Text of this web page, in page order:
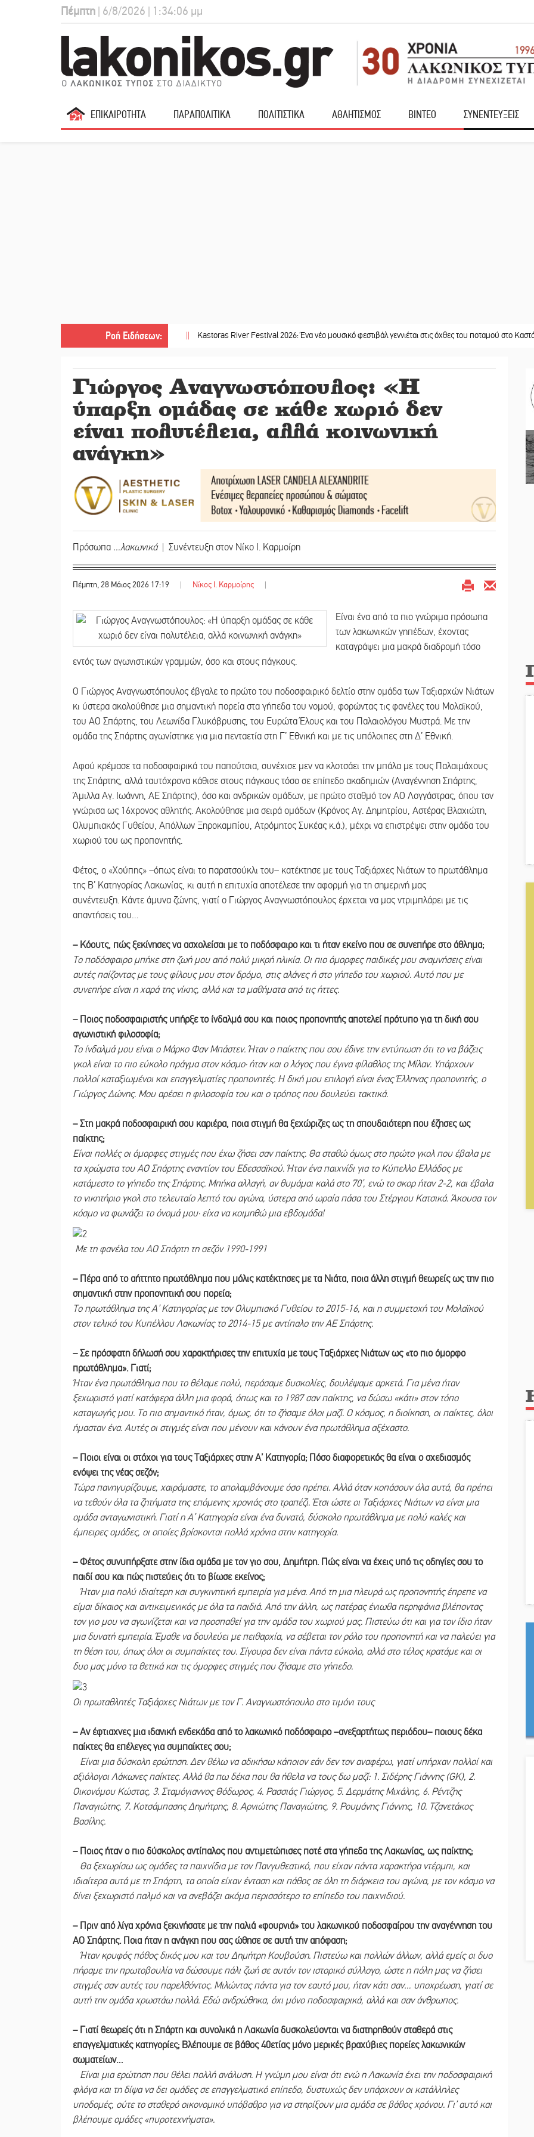
Πέμπτη | 6/8/2026 | 1:34:07 μμ
ΕΠΙΚΑΙΡΟΤΗΤΑ ΠΑΡΑΠΟΛΙΤΙΚΑ ΠΟΛΙΤΙΣΤΙΚΑ ΑΘΛΗΤΙΣΜΟΣ ΒΙΝΤΕΟ ΣΥΝΕΝΤΕΥΞΕΙΣ
Ροή Ειδήσεων:
|| Kastoras River Festival 2026: Ένα νέο μουσικό φεστιβάλ γεννιέται στις όχθες του ποταμού στο Καστόρειο || Τα
Γιώργος Αναγνωστόπουλος: «Η
ύπαρξη ομάδας σε κάθε χωριό δεν
είναι πολυτέλεια, αλλά κοινωνική
ανάγκη»
Πρόσωπα …λακωνικά| Συνέντευξη στον Νίκο Ι. Καρμοίρη
Πέμπτη, 28 Μάιος 2026 17:19 | Νίκος Ι. Καρμοίρης |
Είναι ένα από τα πιο γνώριμα πρόσωπα
των λακωνικών γηπέδων, έχοντας
καταγράψει μια μακρά διαδρομή τόσο
εντός των αγωνιστικών γραμμών, όσο και στους πάγκους.
Ο Γιώργος Αναγνωστόπουλος έβγαλε το πρώτο του ποδοσφαιρικό δελτίο στην ομάδα των Ταξιαρχών Νιάτων
κι ύστερα ακολούθησε μια σημαντική πορεία στα γήπεδα του νομού, φορώντας τις φανέλες του Μολαϊκού,
του ΑΟ Σπάρτης, του Λεωνίδα Γλυκόβρυσης, του Ευρώτα Έλους και του Παλαιολόγου Μυστρά. Με την
ομάδα της Σπάρτης αγωνίστηκε για μια πενταετία στη Γ’ Εθνική και με τις υπόλοιπες στη Δ’ Εθνική.
Αφού κρέμασε τα ποδοσφαιρικά του παπούτσια, συνέχισε μεν να κλοτσάει την μπάλα με τους Παλαιμάχους
της Σπάρτης, αλλά ταυτόχρονα κάθισε στους πάγκους τόσο σε επίπεδο ακαδημιών (Αναγέννηση Σπάρτης,
Άμιλλα Αγ. Ιωάννη, ΑΕ Σπάρτης), όσο και ανδρικών ομάδων, με πρώτο σταθμό τον ΑΟ Λογγάστρας, όπου τον
γνώρισα ως 16χρονος αθλητής. Ακολούθησε μια σειρά ομάδων (Κρόνος Αγ. Δημητρίου, Αστέρας Βλαχιώτη,
Ολυμπιακός Γυθείου, Απόλλων Ξηροκαμπίου, Ατρόμητος Συκέας κ.ά.), μέχρι να επιστρέψει στην ομάδα του
χωριού του ως προπονητής.
Φέτος, ο «Χούπης» –όπως είναι το παρατσούκλι του– κατέκτησε με τους Ταξιάρχες Νιάτων το πρωτάθλημα
της Β’ Κατηγορίας Λακωνίας, κι αυτή η επιτυχία αποτέλεσε την αφορμή για τη σημερινή μας
συνέντευξη. Κάντε άμυνα ζώνης, γιατί ο Γιώργος Αναγνωστόπουλος έρχεται να μας ντριμπλάρει με τις
απαντήσεις του…
– Κόουτς, πώς ξεκίνησες να ασχολείσαι με το ποδόσφαιρο και τι ήταν εκείνο που σε συνεπήρε στο άθλημα;
Το ποδόσφαιρο μπήκε στη ζωή μου από πολύ μικρή ηλικία. Οι πιο όμορφες παιδικές μου αναμνήσεις είναι
αυτές παίζοντας με τους φίλους μου στον δρόμο, στις αλάνες ή στο γήπεδο του χωριού. Αυτό που με
συνεπήρε είναι η χαρά της νίκης, αλλά και τα μαθήματα από τις ήττες.
– Ποιος ποδοσφαιριστής υπήρξε το ίνδαλμά σου και ποιος προπονητής αποτελεί πρότυπο για τη δική σου
αγωνιστική φιλοσοφία;
Το ίνδαλμά μου είναι ο Μάρκο Φαν Μπάστεν. Ήταν ο παίκτης που σου έδινε την εντύπωση ότι το να βάζεις
γκολ είναι το πιο εύκολο πράγμα στον κόσμο· ήταν και ο λόγος που έγινα φίλαθλος της Μίλαν. Υπάρχουν
πολλοί καταξιωμένοι και επαγγελματίες προπονητές. Η δική μου επιλογή είναι ένας Έλληνας προπονητής, ο
Γιώργος Δώνης. Μου αρέσει η φιλοσοφία του και ο τρόπος που δουλεύει τακτικά.
– Στη μακρά ποδοσφαιρική σου καριέρα, ποια στιγμή θα ξεχώριζες ως τη σπουδαιότερη που έζησες ως
παίκτης;
Είναι πολλές οι όμορφες στιγμές που έχω ζήσει σαν παίκτης. Θα σταθώ όμως στο πρώτο γκολ που έβαλα με
τα χρώματα του ΑΟ Σπάρτης εναντίον του Εδεσσαϊκού. Ήταν ένα παιχνίδι για το Κύπελλο Ελλάδος με
κατάμεστο το γήπεδο της Σπάρτης. Μπήκα αλλαγή, αν θυμάμαι καλά στο 70’, ενώ το σκορ ήταν 2-2, και έβαλα
το νικητήριο γκολ στο τελευταίο λεπτό του αγώνα, ύστερα από ωραία πάσα του Στέργιου Κατσικά. Άκουσα τον
κόσμο να φωνάζει το όνομά μου· είχα να κοιμηθώ μια εβδομάδα!
Με τη φανέλα του ΑΟ Σπάρτη τη σεζόν 1990-1991
– Πέρα από το αήττητο πρωτάθλημα που μόλις κατέκτησες με τα Νιάτα, ποια άλλη στιγμή θεωρείς ως την πιο
σημαντική στην προπονητική σου πορεία;
Το πρωτάθλημα της Α’ Κατηγορίας με τον Ολυμπιακό Γυθείου το 2015-16, και η συμμετοχή του Μολαϊκού
στον τελικό του Κυπέλλου Λακωνίας το 2014-15 με αντίπαλο την ΑΕ Σπάρτης.
– Σε πρόσφατη δήλωσή σου χαρακτήρισες την επιτυχία με τους Ταξιάρχες Νιάτων ως «το πιο όμορφο
πρωτάθλημα». Γιατί;
Ήταν ένα πρωτάθλημα που το θέλαμε πολύ, περάσαμε δυσκολίες, δουλέψαμε αρκετά. Για μένα ήταν
ξεχωριστό γιατί κατάφερα άλλη μια φορά, όπως και το 1987 σαν παίκτης, να δώσω «κάτι» στον τόπο
καταγωγής μου. Το πιο σημαντικό ήταν, όμως, ότι το ζήσαμε όλοι μαζί. Ο κόσμος, η διοίκηση, οι παίκτες, όλοι
ήμασταν ένα. Αυτές οι στιγμές είναι που μένουν και κάνουν ένα πρωτάθλημα αξέχαστο.
– Ποιοι είναι οι στόχοι για τους Ταξιάρχες στην Α’ Κατηγορία; Πόσο διαφορετικός θα είναι ο σχεδιασμός
ενόψει της νέας σεζόν;
Τώρα πανηγυρίζουμε, χαιρόμαστε, το απολαμβάνουμε όσο πρέπει. Αλλά όταν κοπάσουν όλα αυτά, θα πρέπει
να τεθούν όλα τα ζητήματα της επόμενης χρονιάς στο τραπέζι. Έτσι ώστε οι Ταξιάρχες Νιάτων να είναι μια
ομάδα ανταγωνιστική. Γιατί η Α’ Κατηγορία είναι ένα δυνατό, δύσκολο πρωτάθλημα με πολύ καλές και
έμπειρες ομάδες, οι οποίες βρίσκονται πολλά χρόνια στην κατηγορία.
– Φέτος συνυπήρξατε στην ίδια ομάδα με τον γιο σου, Δημήτρη. Πώς είναι να έχεις υπό τις οδηγίες σου το
παιδί σου και πώς πιστεύεις ότι το βίωσε εκείνος;
Ήταν μια πολύ ιδιαίτερη και συγκινητική εμπειρία για μένα. Από τη μια πλευρά ως προπονητής έπρεπε να
είμαι δίκαιος και αντικειμενικός με όλα τα παιδιά. Από την άλλη, ως πατέρας ένιωθα περηφάνια βλέποντας
τον γιο μου να αγωνίζεται και να προσπαθεί για την ομάδα του χωριού μας. Πιστεύω ότι και για τον ίδιο ήταν
μια δυνατή εμπειρία. Έμαθε να δουλεύει με πειθαρχία, να σέβεται τον ρόλο του προπονητή και να παλεύει για
τη θέση του, όπως όλοι οι συμπαίκτες του. Σίγουρα δεν είναι πάντα εύκολο, αλλά στο τέλος κρατάμε και οι
δυο μας μόνο τα θετικά και τις όμορφες στιγμές που ζήσαμε στο γήπεδο.
Οι πρωταθλητές Ταξιάρχες Νιάτων με τον Γ. Αναγνωστόπουλο στο τιμόνι τους
– Αν έφτιαχνες μια ιδανική ενδεκάδα από το λακωνικό ποδόσφαιρο –ανεξαρτήτως περιόδου– ποιους δέκα
παίκτες θα επέλεγες για συμπαίκτες σου;
Είναι μια δύσκολη ερώτηση. Δεν θέλω να αδικήσω κάποιον εάν δεν τον αναφέρω, γιατί υπήρχαν πολλοί και
αξιόλογοι Λάκωνες παίκτες. Αλλά θα πω δέκα που θα ήθελα να τους δω μαζί: 1. Σιδέρης Γιάννης (GK), 2.
Οικονόμου Κώστας, 3. Σταμόγιαννος Θόδωρος, 4. Ρασσιάς Γιώργος, 5. Δερμάτης Μιχάλης, 6. Ρέντζης
Παναγιώτης, 7. Κοτσάμπασης Δημήτρης, 8. Αρνιώτης Παναγιώτης, 9. Ρουμάνης Γιάννης, 10. Τζανετάκος
Βασίλης.
– Ποιος ήταν ο πιο δύσκολος αντίπαλος που αντιμετώπισες ποτέ στα γήπεδα της Λακωνίας, ως παίκτης;
Θα ξεχωρίσω ως ομάδες τα παιχνίδια με τον Πανγυθεατικό, που είχαν πάντα χαρακτήρα ντέρμπι, και
ιδιαίτερα αυτά με τη Σπάρτη, τα οποία είχαν ένταση και πάθος σε όλη τη διάρκεια του αγώνα, με τον κόσμο να
δίνει ξεχωριστό παλμό και να ανεβάζει ακόμα περισσότερο το επίπεδο του παιχνιδιού.
– Πριν από λίγα χρόνια ξεκινήσατε με την παλιά «φουρνιά» του λακωνικού ποδοσφαίρου την αναγέννηση του
ΑΟ Σπάρτης. Ποια ήταν η ανάγκη που σας ώθησε σε αυτή την απόφαση;
Ήταν κρυφός πόθος δικός μου και του Δημήτρη Κουβούση. Πιστεύω και πολλών άλλων, αλλά εμείς οι δυο
πήραμε την πρωτοβουλία να δώσουμε πάλι ζωή σε αυτόν τον ιστορικό σύλλογο, ώστε η πόλη μας να ζήσει
στιγμές σαν αυτές του παρελθόντος. Μιλώντας πάντα για τον εαυτό μου, ήταν κάτι σαν… υποχρέωση, γιατί σε
αυτή την ομάδα χρωστάω πολλά. Εδώ ανδρώθηκα, όχι μόνο ποδοσφαιρικά, αλλά και σαν άνθρωπος.
– Γιατί θεωρείς ότι η Σπάρτη και συνολικά η Λακωνία δυσκολεύονται να διατηρηθούν σταθερά στις
επαγγελματικές κατηγορίες; Βλέπουμε σε βάθος 40ετίας μόνο μερικές βραχύβιες πορείες λακωνικών
σωματείων…
Είναι μια ερώτηση που θέλει πολλή ανάλυση. Η γνώμη μου είναι ότι ενώ η Λακωνία έχει την ποδοσφαιρική
φλόγα και τη δίψα να δει ομάδες σε επαγγελματικό επίπεδο, δυστυχώς δεν υπάρχουν οι κατάλληλες
υποδομές, ούτε το σταθερό οικονομικό υπόβαθρο για να στηρίξουν μια ομάδα σε βάθος χρόνου. Γι’ αυτό και
βλέπουμε ομάδες «πυροτεχνήματα».